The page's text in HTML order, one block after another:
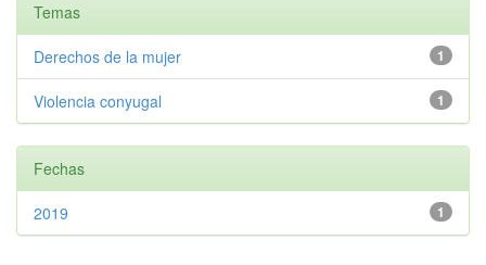
Temas
1
Derechos de la mujer
1
Violencia conyugal
Fechas
1
2019